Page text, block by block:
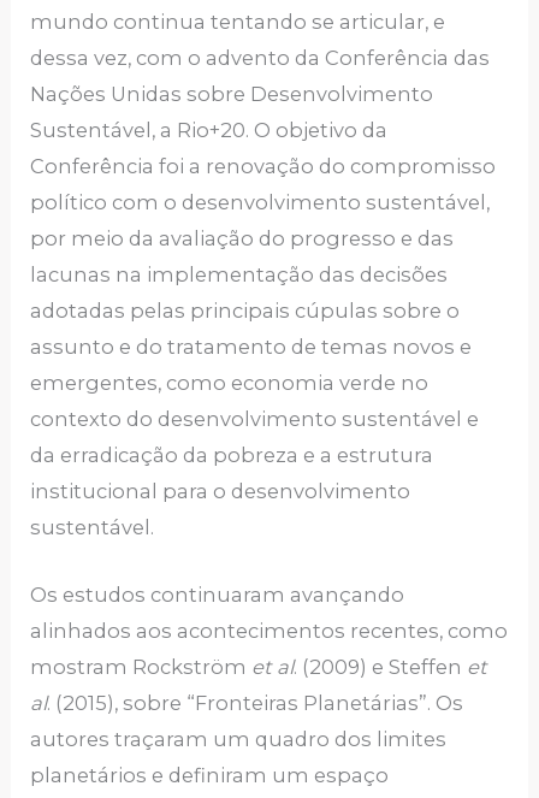
mundo continua tentando se articular, e
dessa vez, com o advento da Conferência das
Nações Unidas sobre Desenvolvimento
Sustentável, a Rio+20. O objetivo da
Conferência foi a renovação do compromisso
político com o desenvolvimento sustentável,
por meio da avaliação do progresso e das
lacunas na implementação das decisões
adotadas pelas principais cúpulas sobre o
assunto e do tratamento de temas novos e
emergentes, como economia verde no
contexto do desenvolvimento sustentável e
da erradicação da pobreza e a estrutura
institucional para o desenvolvimento
sustentável.
Os estudos continuaram avançando
alinhados aos acontecimentos recentes, como
mostram Rockström et al. (2009) e Steffen et
al. (2015), sobre “Fronteiras Planetárias”. Os
autores traçaram um quadro dos limites
planetários e definiram um espaço